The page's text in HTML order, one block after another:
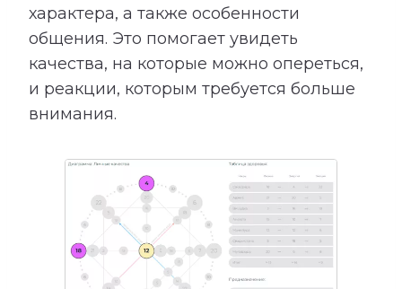
характера, а также особенности
общения. Это помогает увидеть
качества, на которые можно опереться,
и реакции, которым требуется больше
внимания.